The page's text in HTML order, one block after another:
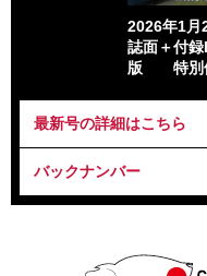
2026年1月
誌面＋付録
版 特別
最新号の詳細はこちら
バックナンバー